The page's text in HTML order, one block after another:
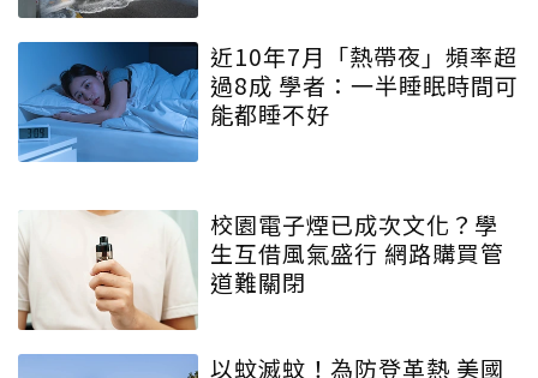
近10年7月「熱帶夜」頻率超
過8成 學者：一半睡眠時間可
能都睡不好
校園電子煙已成次文化？學
生互借風氣盛行 網路購買管
道難關閉
以蚊滅蚊！為防登革熱 美國